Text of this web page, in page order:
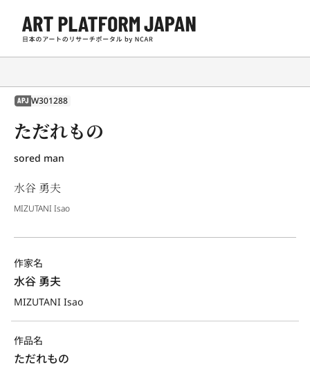
APJ W301288
ただれもの
sored man
水谷 勇夫
MIZUTANI Isao
作家名
水谷 勇夫
MIZUTANI Isao
作品名
ただれもの